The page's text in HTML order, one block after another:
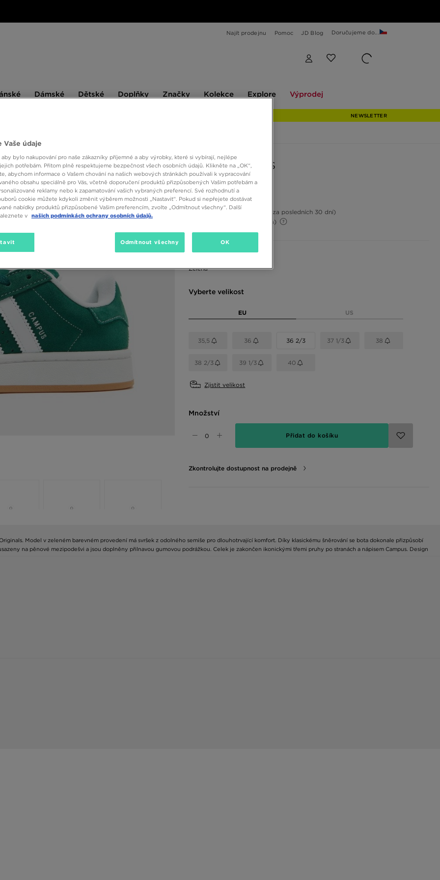
Najít prodejnu Pomoc JD Blog Doručujeme do...
Dámské Dětské Doplňky Značky Kolekce Explore Výprodej
NEWSLETTER
ADIDAS CAMPUS
1190 Kč
-14%
(Nejnižší cena za posledních 30 dní)
(Původní cena)
Zelená
Vyberte velikost
EU US
35,5 36 36 2/3 37 1/3 38
38 2/3 39 1/3 40
Zjistit velikost
Množství
Přidat do košíku
Zkontrolujte dostupnost na prodejně
Model v zeleném barevném provedení má svršek z odolného semiše pro dlouhotrvající komfort. Díky klasickému šněrování se bota dokonale přizpůsobí
na pěnové mezipodešvi a jsou doplněny přilnavou gumovou podrážkou. Celek je zakončen ikonickými třemi pruhy po stranách a nápisem Campus. Design
Vaše údaje
aby bylo nakupování pro naše zákazníky příjemné a aby výrobky, které si vybírají, nejlépe
potřebám. Přitom plně respektujeme bezpečnost všech osobních údajů. Klikněte na „OK“,
abychom informace o Vašem chování na našich webových stránkách používali k vypracování
obsahu speciálně pro Vás, včetně doporučení produktů přizpůsobených Vašim potřebám a
reklamy nebo k zapamatování vašich vybraných preferencí. Své rozhodnutí a
cookie můžete kdykoli změnit výběrem možnosti „Nastavit“. Pokud si nepřejete dostávat
nabídky produktů přizpůsobené Vašim preferencím, zvolte „Odmítnout všechny“. Další
v našich podmínkách ochrany osobních údajů.
Odmítnout všechny OK